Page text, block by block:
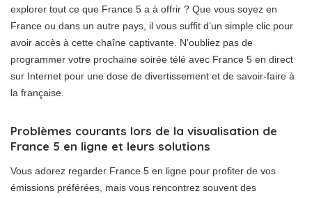
explorer tout ce que France 5 a à offrir ? Que vous soyez en
France ou dans un autre pays, il vous suffit d’un simple clic pour
avoir accès à cette chaîne captivante. N’oubliez pas de
programmer votre prochaine soirée télé avec France 5 en direct
sur Internet pour une dose de divertissement et de savoir-faire à
la française.
Problèmes courants lors de la visualisation de
France 5 en ligne et leurs solutions
Vous adorez regarder France 5 en ligne pour profiter de vos
émissions préférées, mais vous rencontrez souvent des